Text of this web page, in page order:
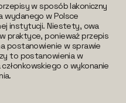
w sposób lakoniczny
wydanego w Polsce
instytucji. Niestety, owa
praktyce, ponieważ przepis
postanowienie w sprawie
to postanowienia w
o wykonanie